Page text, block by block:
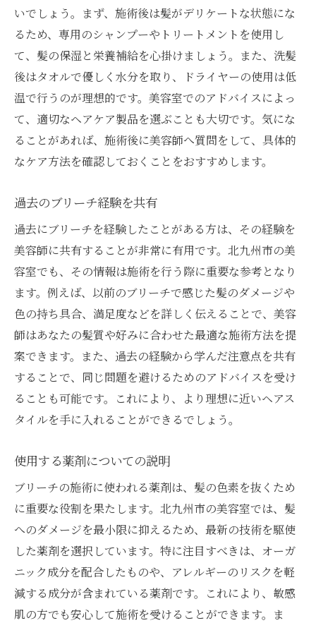
いでしょう。まず、施術後は髪がデリケートな状態にな
るため、専用のシャンプーやトリートメントを使用し
て、髪の保湿と栄養補給を心掛けましょう。また、洗髪
後はタオルで優しく水分を取り、ドライヤーの使用は低
温で行うのが理想的です。美容室でのアドバイスによっ
て、適切なヘアケア製品を選ぶことも大切です。気にな
ることがあれば、施術後に美容師へ質問をして、具体的
なケア方法を確認しておくことをおすすめします。
過去のブリーチ経験を共有
過去にブリーチを経験したことがある方は、その経験を
美容師に共有することが非常に有用です。北九州市の美
容室でも、その情報は施術を行う際に重要な参考となり
ます。例えば、以前のブリーチで感じた髪のダメージや
色の持ち具合、満足度などを詳しく伝えることで、美容
師はあなたの髪質や好みに合わせた最適な施術方法を提
案できます。また、過去の経験から学んだ注意点を共有
することで、同じ問題を避けるためのアドバイスを受け
ることも可能です。これにより、より理想に近いヘアス
タイルを手に入れることができるでしょう。
使用する薬剤についての説明
ブリーチの施術に使われる薬剤は、髪の色素を抜くため
に重要な役割を果たします。北九州市の美容室では、髪
へのダメージを最小限に抑えるため、最新の技術を駆使
した薬剤を選択しています。特に注目すべきは、オーガ
ニック成分を配合したものや、アレルギーのリスクを軽
減する成分が含まれている薬剤です。これにより、敏感
肌の方でも安心して施術を受けることができます。ま